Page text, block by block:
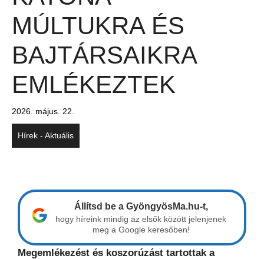
MÚLTUKRA ÉS
BAJTÁRSAIKRA
EMLÉKEZTEK
2026. május. 22.
Hírek - Aktuális
Állítsd be a GyöngyösMa.hu-t,
hogy híreink mindig az elsők között jelenjenek
meg a Google keresőben!
Megemlékezést és koszorúzást tartottak a